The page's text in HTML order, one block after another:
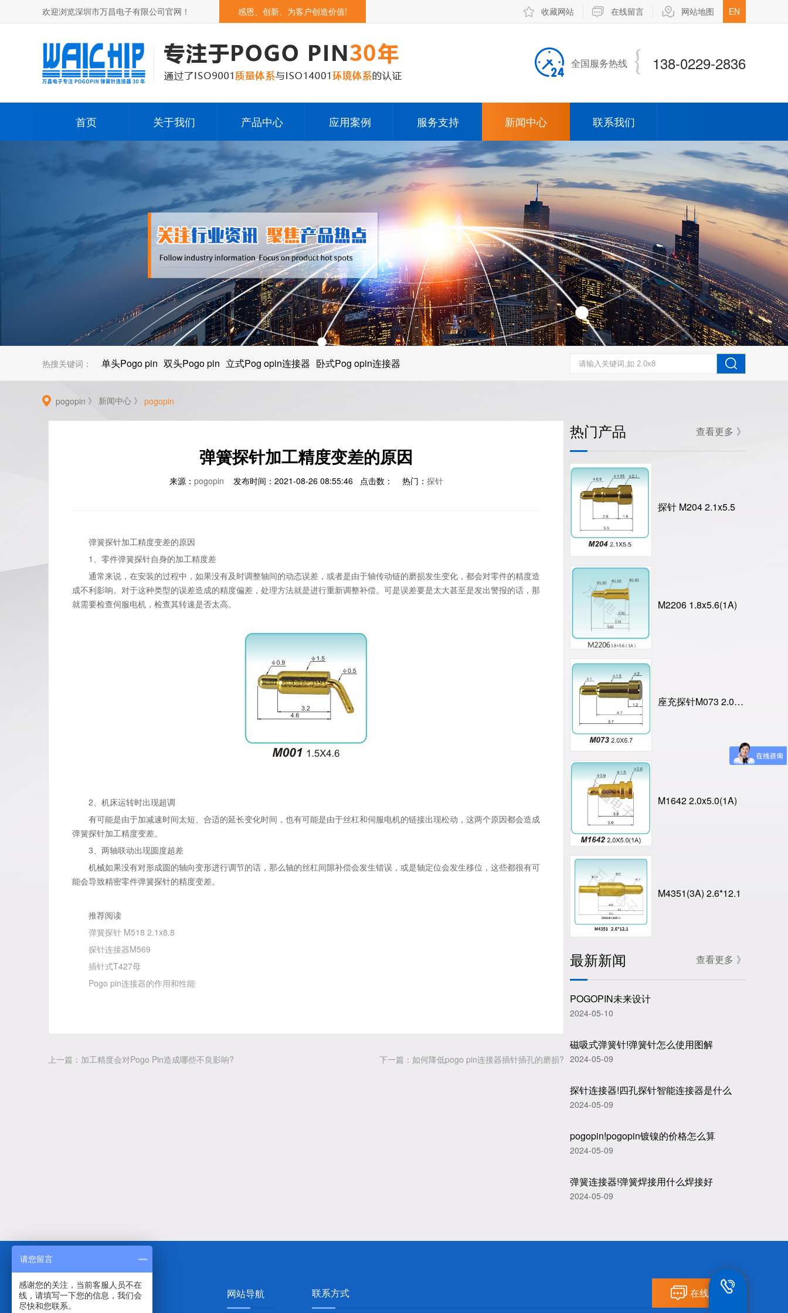
欢迎浏览深圳市万昌电子有限公司官网！ 感恩、创新、为客户创造价值! 收藏网站 在线留言 网站地图 EN
全国服务热线 138-0229-2836
首页 关于我们
公司简介
发展历程
产品中心
Pogopin
Pogopin连接器
应用案例
无人机
智能机器人
5G通讯类产品
智能家居产品
教育/娱乐电子产品
医疗器械类产品
汽车电子产品
手机消费类电子
服务支持
下载中心
疑难问答
新闻中心
公司新闻
行业新闻
充电弹簧针
pogopin
联系我们
热搜关键词： 单头Pogo pin 双头Pogo pin 立式Pog opin连接器 卧式Pog opin连接器
pogopin 》 新闻中心 》 pogopin
弹簧探针加工精度变差的原因
来源： pogopin 发布时间：2021-08-26 08:55:46 点击数： 热门： 探针
弹簧探针加工精度变差的原因
1、零件弹簧探针自身的加工精度差
通常来说，在安装的过程中，如果没有及时调整轴间的动态误差，或者是由于轴传动链的磨损发生变化，都会对零件的精度造
成不利影响。对于这种类型的误差造成的精度偏差，处理方法就是进行重新调整补偿。可是误差要是太大甚至是发出警报的话，那
就需要检查伺服电机，检查其转速是否太高。
2、机床运转时出现超调
有可能是由于加减速时间太短、合适的延长变化时间，也有可能是由于丝杠和伺服电机的链接出现松动，这两个原因都会造成
弹簧探针加工精度变差。
3、两轴联动出现圆度超差
机械如果没有对形成圆的轴向变形进行调节的话，那么轴的丝杠间隙补偿会发生错误，或是轴定位会发生移位，这些都很有可
能会导致精密零件弹簧探针的精度变差。
推荐阅读
弹簧探针 M518 2.1x8.8
探针连接器M569
插针式T427母
Pogo pin连接器的作用和性能
上一篇：加工精度会对Pogo Pin造成哪些不良影响? 下一篇：如何降低pogo pin连接器插针插孔的磨损?
热门产品 查看更多 》
探针 M204 2.1x5.5
M2206 1.8x5.6(1A)
座充探针M073 2.0X6.7
M1642 2.0x5.0(1A)
M4351(3A) 2.6*12.1
最新新闻 查看更多 》
POGOPIN未来设计
2024-05-10
磁吸式弹簧针!弹簧针怎么使用图解
2024-05-09
探针连接器!四孔探针智能连接器是什么
2024-05-09
pogopin!pogopin镀镍的价格怎么算
2024-05-09
弹簧连接器!弹簧焊接用什么焊接好
2024-05-09
网站导航 联系方式 在线留言13802292836（
请您留言
感谢您的关注，当前客服人员不在
线，请填写一下您的信息，我们会
尽快和您联系。